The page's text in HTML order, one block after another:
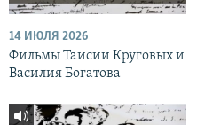
14 ИЮЛЯ 2026
Фильмы Таисии Круговых и
Василия Богатова